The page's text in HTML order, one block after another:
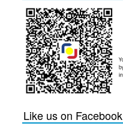
Like us on Facebook